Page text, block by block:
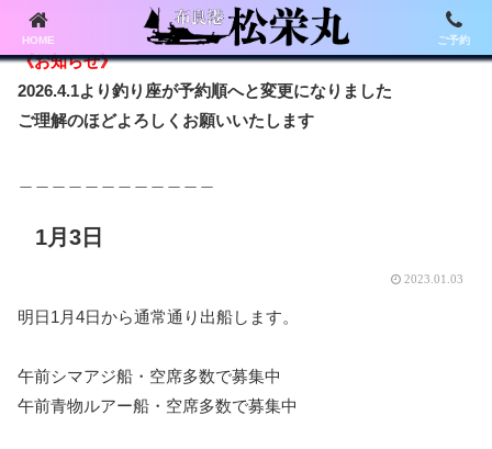
《お知らせ》
2026.4.1より釣り座が予約順へと変更になりました
ご理解のほどよろしくお願いいたします
1月3日
2023.01.03
明日1月4日から通常通り出船します。
午前シマアジ船・空席多数で募集中
午前青物ルアー船・空席多数で募集中
HOME ご予約